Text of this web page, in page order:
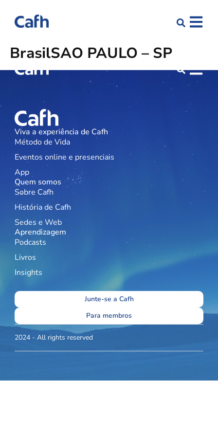
BrasilSÃO PAULO – SP
Viva a experiência de Cafh
Método de Vida
Eventos online e presenciais
App
Quem somos
Sobre Cafh
História de Cafh
Sedes e Web
Aprendizagem
Podcasts
Livros
Insights
Junte-se a Cafh
Para membros
2024 - All rights reserved